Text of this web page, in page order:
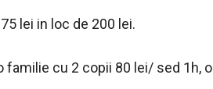
lei in loc de 200 lei.
familie cu 2 copii 80 lei/ sed 1h, o